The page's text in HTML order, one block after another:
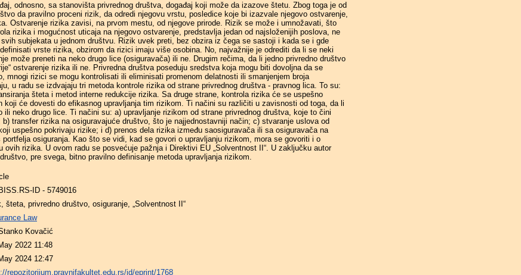
odnosno, sa stanovišta privrednog društva, događaj koji može da izazove štetu. Zbog toga je od
da pravilno proceni rizik, da odredi njegovu vrstu, posledice koje bi izazvale njegovo ostvarenje,
Ostvarenje rizika zavisi, na prvom mestu, od njegove prirode. Rizik se može i umnožavati, što
rizika i mogućnost uticaja na njegovo ostvarenje, predstavlja jedan od najsloženijih poslova, ne
subjekata u jednom društvu. Rizik uvek preti, bez obzira iz čega se sastoji i kada se i gde
vrste rizika, obzirom da rizici imaju više osobina. No, najvažnije je odrediti da li se neki
može preneti na neko drugo lice (osiguravača) ili ne. Drugim rečima, da li jedno privredno društvo
ostvarenje rizika ili ne. Privredna društva poseduju sredstva koja mogu biti dovoljna da se
mnogi rizici se mogu kontrolisati ili eliminisati promenom delatnosti ili smanjenjem broja
u radu se izdvajaju tri metoda kontrole rizika od strane privrednog društva - pravnog lica. To su:
šteta i metod interne redukcije rizika. Sa druge strane, kontrola rizika će se uspešno
koji će dovesti do efikasnog upravljanja tim rizikom. Ti načini su različiti u zavisnosti od toga, da li
ili neko drugo lice. Ti načini su: a) upravljanje rizikom od strane privrednog društva, koje to čini
transfer rizika na osiguravajuće društvo, što je najjednostavniji način; c) stvaranje uslova od
uspešno pokrivaju rizike; i d) prenos dela rizika između saosiguravača ili sa osiguravača na
portfelja osiguranja. Kao što se vidi, kad se govori o upravljanju rizikom, mora se govoriti i o
ovih rizika. U ovom radu se posvećuje pažnja i Direktivi EU „Solventnost II“. U zaključku autor
pre svega, bitno pravilno definisanje metoda upravljanja rizikom.
ID - 5749016
šteta, privredno društvo, osiguranje, „Solventnost II“
Law
Kovačić
2022 11:48
2024 12:47
repozitorijum.pravnifakultet.edu.rs/id/eprint/1768